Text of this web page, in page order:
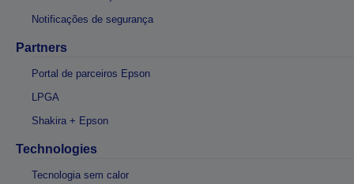
Notificações de segurança
Partners
Portal de parceiros Epson
LPGA
Shakira + Epson
Technologies
Tecnologia sem calor